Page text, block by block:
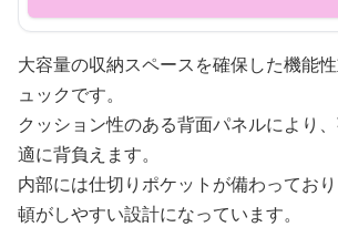
大容量の収納スペースを確保した機能
ュックです。
クッション性のある背面パネルにより
適に背負えます。
内部には仕切りポケットが備わってお
頓がしやすい設計になっています。